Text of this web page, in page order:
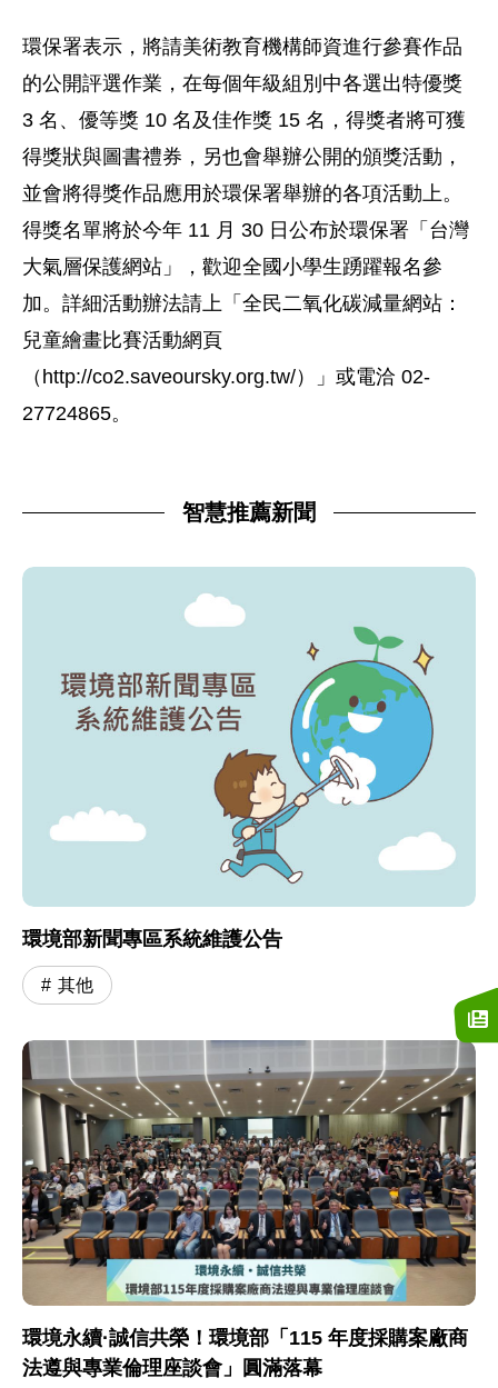
環保署表示，將請美術教育機構師資進行參賽作品
的公開評選作業，在每個年級組別中各選出特優獎
3 名、優等獎 10 名及佳作獎 15 名，得獎者將可獲
得獎狀與圖書禮券，另也會舉辦公開的頒獎活動，
並會將得獎作品應用於環保署舉辦的各項活動上。
得獎名單將於今年 11 月 30 日公布於環保署「台灣
大氣層保護網站」，歡迎全國小學生踴躍報名參
加。詳細活動辦法請上「全民二氧化碳減量網站：
兒童繪畫比賽活動網頁
（http://co2.saveoursky.org.tw/）」或電洽 02-
27724865。
智慧推薦新聞
環境部新聞專區系統維護公告
其他
環境永續·誠信共榮！環境部「115 年度採購案廠商
法遵與專業倫理座談會」圓滿落幕